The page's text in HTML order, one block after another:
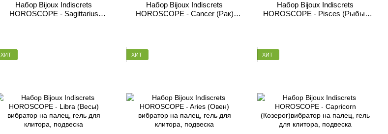
Набор Bijoux Indiscrets
HOROSCOPE - Sagittarius
Набор Bijoux Indiscrets
HOROSCOPE - Cancer (Рак)
Набор Bijoux Indiscrets
HOROSCOPE - Pisces (Рыбы)
ХИТ ХИТ ХИТ